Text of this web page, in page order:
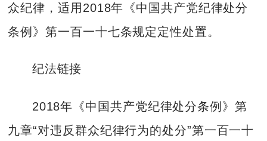
众纪律，适用2018年《中国共产党纪律处分
条例》第一百一十七条规定定性处置。
纪法链接
2018年《中国共产党纪律处分条例》第
九章“对违反群众纪律行为的处分”第一百一十